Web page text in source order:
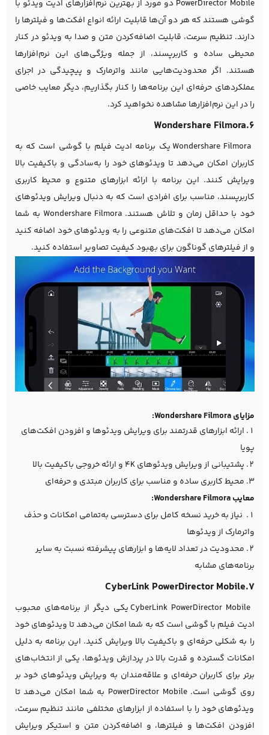
PowerDirector Mobile دو مورد از بهترین نرم‌افزارهای ادیت ویدئو با
گوشی هستند که هر دو آن‌ها قابلیت ارائه انواع افکت‌ها و فیلترها را
دارند. تنظیم سرعت، قابلیت اضافه‌کردن متن و صدا به ویدئو در کنار
محیطی ساده و کاربرپسند، از جمله ویژگی‌های این نرم‌افزارها
هستند. اگر محدودیت‌هایی مانند واترمارک و پیچیدگی در اجرای
عملکردهای حرفه‌ای این برنامه‌ها را کنار بگذاریم، دیگر معایب خاصی
را در این نرم‌افزارها مشاهده نخواهید کرد.
6.Wondershare Filmora
Wondershare Filmora یک برنامه ادیت فیلم با گوشی است که به
کاربران امکان می‌دهد تا ویدئوهای خود را به‌سادگی و باکیفیت بالا
ویرایش کنند. این برنامه با ارائه ابزارهای متنوع و محیط کاربری
کاربرپسند، مناسب برای افرادی است که به دنبال ویرایش ویدئوهای
خود با حداقل زمان و تلاش هستند. Wondershare Filmora به شما
امکان می‌دهد تا افکت‌های متنوعی را به ویدئوهای خود اضافه کنید
و از فیلترهای گوناگون برای بهبود کیفیت تصاویر استفاده کنید.
مزایای Wondershare Filmora:
ارائه ابزارهای قدرتمند برای ویرایش ویدئوها و افزودن افکت‌های
پویا
پشتیبانی از ویرایش ویدئوهای 4K و ارائه خروجی باکیفیت بالا
محیط کاربری ساده و مناسب برای کاربران مبتدی و حرفه‌ای
معایب Wondershare Filmora:
نیاز به خرید نسخه کامل برای دسترسی به‌تمامی امکانات و حذف
واترمارک از ویدئوها
محدودیت در تعداد لایه‌ها و ابزارهای پیشرفته نسبت به سایر
برنامه‌های مشابه
7.CyberLink PowerDirector Mobile
CyberLink PowerDirector Mobile یکی دیگر از برنامه‌های محبوب
ادیت فیلم با گوشی است که به شما امکان می‌دهد تا ویدئوهای خود
را به شکلی حرفه‌ای و باکیفیت بالا ویرایش کنید. این برنامه به دلیل
امکانات گسترده و قدرت بالا در پردازش ویدئوها، یکی از انتخاب‌های
برتر برای کاربران حرفه‌ای و علاقه‌مندان به ویرایش ویدئوهای خود بر
روی گوشی است.PowerDirector Mobile به شما امکان می‌دهد تا
ویدئوهای خود را با استفاده از ابزارهای مختلفی مانند تنظیم سرعت،
افزودن افکت‌ها و فیلترها، و اضافه‌کردن متن و استیکر ویرایش